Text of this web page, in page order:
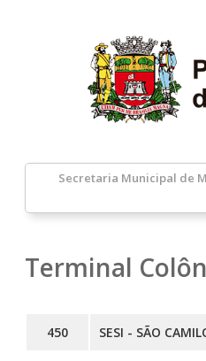
Secretaria Municipal de
Terminal
450 SESI - SÃO